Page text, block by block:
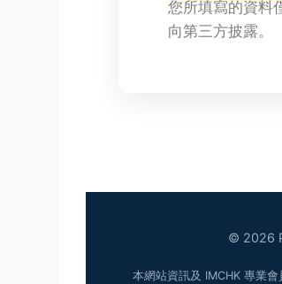
您所填寫的資料
向第三方披露。
© 2026
本網站資訊及 IMCHK 專業